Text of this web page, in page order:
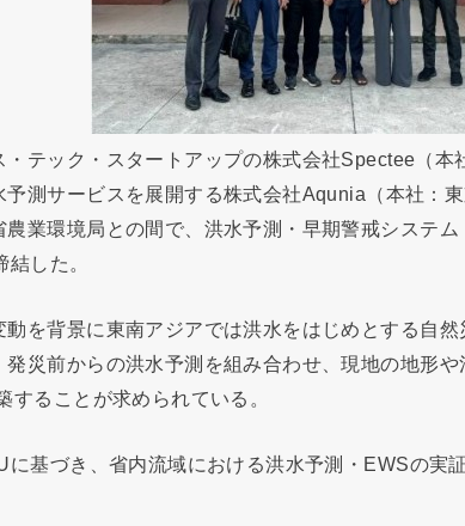
・テック・スタートアップの株式会社Spectee（本
予測サービスを展開する株式会社Aqunia（本社：
農業環境局との間で、洪水予測・早期警戒システ
結した。
動を背景に東南アジアでは洪水をはじめとする自
発災前からの洪水予測を組み合わせ、現地の地形
することが求められている。
に基づき、省内流域における洪水予測・EWSの実